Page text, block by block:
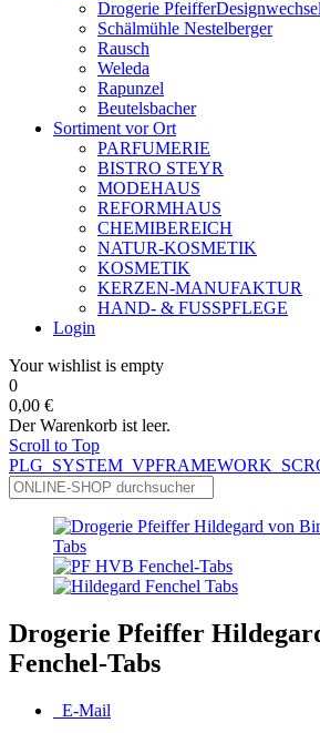
Drogerie Pfeiffer
Schälmühle Nestelberger
Rausch
Weleda
Rapunzel
Beutelsbacher
Sortiment vor Ort
PARFUMERIE
BISTRO STEYR
MODEHAUS
REFORMHAUS
CHEMIBEREICH
NATUR-KOSMETIK
KOSMETIK
KERZEN-MANUFAKTUR
HAND- & FUSSPFLEGE
Login
Your wishlist is empty
0
0,00 €
Der Warenkorb ist leer.
Scroll to Top
Drogerie Pfeiffer
Fenchel-Tabs
E-Mail